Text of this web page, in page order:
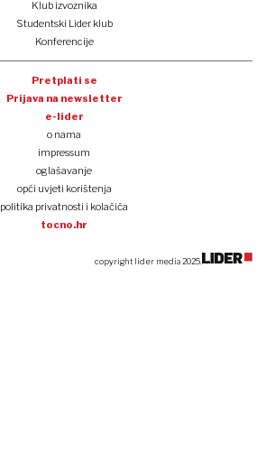
Klub izvoznika
Studentski Lider klub
Konferencije
Pretplati se
Prijava na newsletter
e-lider
o nama
impressum
oglašavanje
opći uvjeti korištenja
politika privatnosti i kolačića
tocno.hr
copyright lider media 2025.